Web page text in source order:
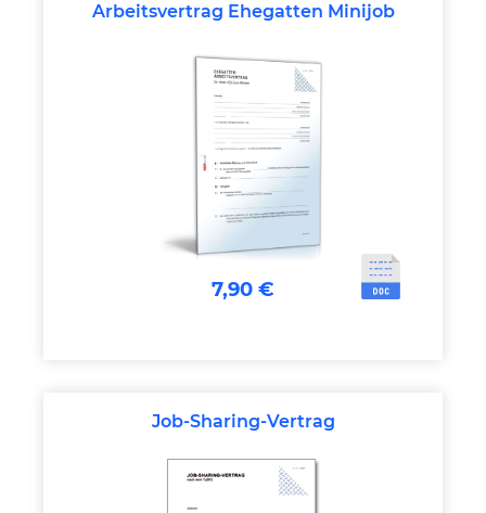
Arbeitsvertrag Ehegatten Minijob
7,90 €
Job-Sharing-Vertrag